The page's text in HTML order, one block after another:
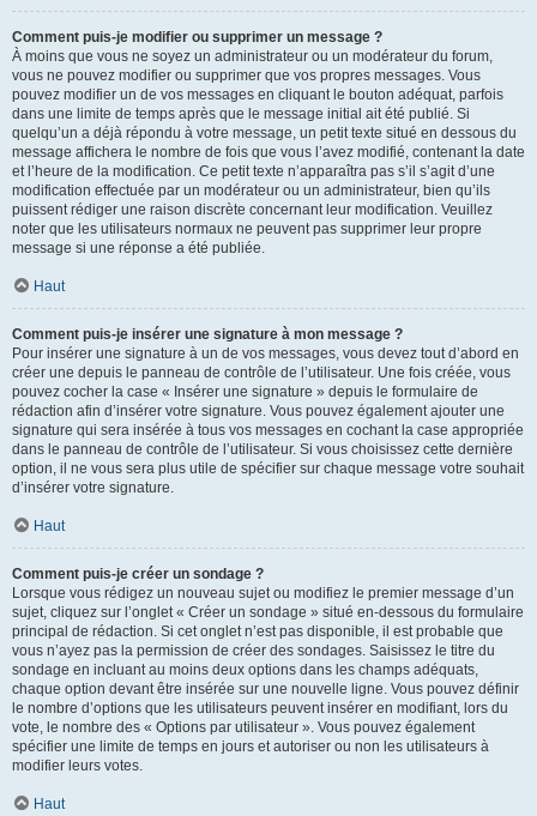
Comment puis-je modifier ou supprimer un message ?
À moins que vous ne soyez un administrateur ou un modérateur du forum,
vous ne pouvez modifier ou supprimer que vos propres messages. Vous
pouvez modifier un de vos messages en cliquant le bouton adéquat, parfois
dans une limite de temps après que le message initial ait été publié. Si
quelqu’un a déjà répondu à votre message, un petit texte situé en dessous du
message affichera le nombre de fois que vous l’avez modifié, contenant la date
et l’heure de la modification. Ce petit texte n’apparaîtra pas s’il s’agit d’une
modification effectuée par un modérateur ou un administrateur, bien qu’ils
puissent rédiger une raison discrète concernant leur modification. Veuillez
noter que les utilisateurs normaux ne peuvent pas supprimer leur propre
message si une réponse a été publiée.
Haut
Comment puis-je insérer une signature à mon message ?
Pour insérer une signature à un de vos messages, vous devez tout d’abord en
créer une depuis le panneau de contrôle de l’utilisateur. Une fois créée, vous
pouvez cocher la case « Insérer une signature » depuis le formulaire de
rédaction afin d’insérer votre signature. Vous pouvez également ajouter une
signature qui sera insérée à tous vos messages en cochant la case appropriée
dans le panneau de contrôle de l’utilisateur. Si vous choisissez cette dernière
option, il ne vous sera plus utile de spécifier sur chaque message votre souhait
d’insérer votre signature.
Haut
Comment puis-je créer un sondage ?
Lorsque vous rédigez un nouveau sujet ou modifiez le premier message d’un
sujet, cliquez sur l’onglet « Créer un sondage » situé en-dessous du formulaire
principal de rédaction. Si cet onglet n’est pas disponible, il est probable que
vous n’ayez pas la permission de créer des sondages. Saisissez le titre du
sondage en incluant au moins deux options dans les champs adéquats,
chaque option devant être insérée sur une nouvelle ligne. Vous pouvez définir
le nombre d’options que les utilisateurs peuvent insérer en modifiant, lors du
vote, le nombre des « Options par utilisateur ». Vous pouvez également
spécifier une limite de temps en jours et autoriser ou non les utilisateurs à
modifier leurs votes.
Haut